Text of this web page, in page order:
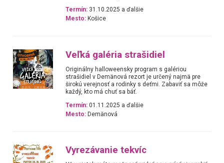
Termín: 31.10.2025 a ďalšie
Mesto: Košice
Veľká galéria strašidiel
Originálny halloweensky program s galériou
strašidiel v Demänová rezort je určený najmä pre
širokú verejnosť a rodinky s deťmi. Zabaviť sa môže
každý, kto má chuť sa báť.
Termín: 01.11.2025 a ďalšie
Mesto: Demänová
Vyrezávanie tekvíc